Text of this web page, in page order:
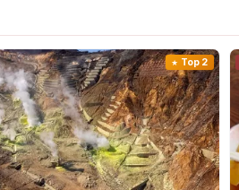
Top 2